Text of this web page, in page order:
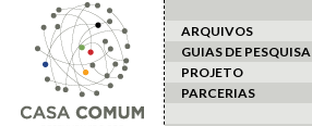
ARQUIVOS
GUIAS DE PESQUISA
PROJETO
PARCERIAS